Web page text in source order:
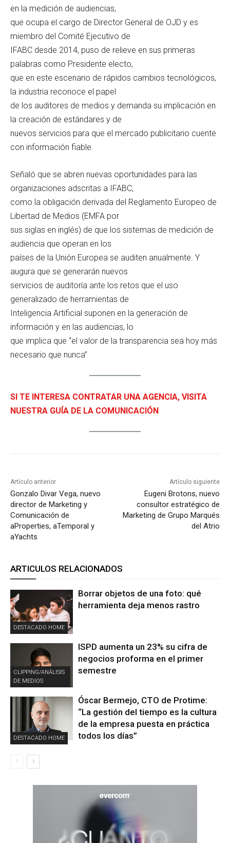
en la medición de audiencias,
que ocupa el cargo de Director General de OJD y es
miembro del Comité Ejecutivo de
IFABC desde 2014, puso de relieve en sus primeras
palabras como Presidente electo,
que en este escenario de rápidos cambios tecnológicos,
la industria reconoce el papel
de los auditores de medios y demanda su implicación en
la creación de estándares y de
nuevos servicios para que el mercado publicitario cuente
con información fiable.
Señaló que se abren nuevas oportunidades para las
organizaciones adscritas a IFABC,
como la obligación derivada del Reglamento Europeo de
Libertad de Medios (EMFA por
sus siglas en inglés) de que los sistemas de medición de
audiencia que operan en los
países de la Unión Europea se auditen anualmente. Y
augura que se generarán nuevos
servicios de auditoría ante los retos que el uso
generalizado de herramientas de
Inteligencia Artificial suponen en la generación de
información y en las audiencias, lo
que implica que “el valor de la transparencia sea hoy más
necesario que nunca”
SI TE INTERESA CONTRATAR UNA AGENCIA, VISITA
NUESTRA GUÍA DE LA COMUNICACIÓN
Artículo anterior
Gonzalo Divar Vega, nuevo
director de Marketing y
Comunicación de
aProperties, aTemporal y
aYachts
Artículo siguiente
Eugeni Brotons, nuevo
consultor estratégico de
Marketing de Grupo Marqués
del Atrio
ARTICULOS RELACIONADOS
DESTACADO HOME
Borrar objetos de una foto: qué
herramienta deja menos rastro
CLIPPING/ANÁLISIS
DE MEDIOS
ISPD aumenta un 23% su cifra de
negocios proforma en el primer
semestre
DESTACADO HOME
Óscar Bermejo, CTO de Protime:
“La gestión del tiempo es la cultura
de la empresa puesta en práctica
todos los días”